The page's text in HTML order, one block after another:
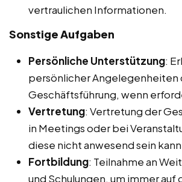
vertraulichen Informationen.
Sonstige Aufgaben
Persönliche Unterstützung:
persönlicher Angelegenheiten
Geschäftsführung, wenn
Vertretung: Vertretung der
in Meetings oder bei
diese nicht anwesend sein
Fortbildung: Teilnahme an
und Schulungen, um immer auf